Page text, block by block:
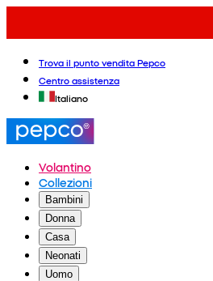
Trova il punto vendita Pepco
Centro assistenza
Italiano
Volantino
Collezioni
Bambini
Donna
Casa
Neonati
Uomo